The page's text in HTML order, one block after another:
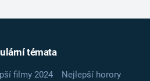
témata
filmy 2024
Nejlepší horory